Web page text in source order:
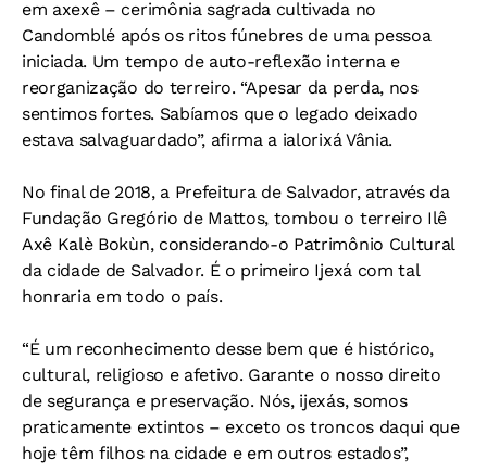
em axexê – cerimônia sagrada cultivada no
Candomblé após os ritos fúnebres de uma pessoa
iniciada. Um tempo de auto-reflexão interna e
reorganização do terreiro. “Apesar da perda, nos
sentimos fortes. Sabíamos que o legado deixado
estava salvaguardado”, afirma a ialorixá Vânia.
No final de 2018, a Prefeitura de Salvador, através da
Fundação Gregório de Mattos, tombou o terreiro Ilê
Axê Kalè Bokùn, considerando-o Patrimônio Cultural
da cidade de Salvador. É o primeiro Ijexá com tal
honraria em todo o país.
“É um reconhecimento desse bem que é histórico,
cultural, religioso e afetivo. Garante o nosso direito
de segurança e preservação. Nós, ijexás, somos
praticamente extintos – exceto os troncos daqui que
hoje têm filhos na cidade e em outros estados”,